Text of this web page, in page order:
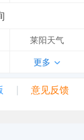
莱阳天气
更多
| 意见反馈